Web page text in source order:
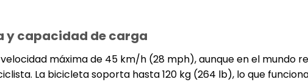
y capacidad de carga
velocidad máxima de 45 km/h (28 mph), aunque en el mundo
La bicicleta soporta hasta 120 kg (264 lb), lo que